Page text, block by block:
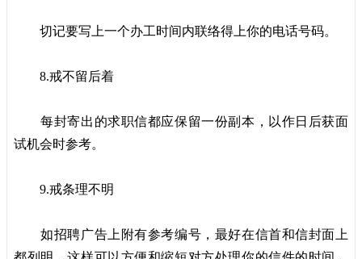
切记要写上一个办工时间内联络得上你的电话号码。
8.戒不留后着
每封寄出的求职信都应保留一份副本，以作日后获面
试机会时参考。
9.戒条理不明
如招聘广告上附有参考编号，最好在信首和信封面上